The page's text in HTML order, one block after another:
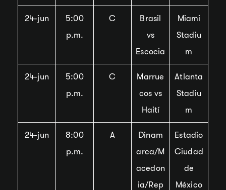
24-jun
5:00
p.m.
C
Brasil
vs
Escocia
Miami
Stadiu
m
24-jun
5:00
p.m.
C
Marrue
cos vs
Haití
Atlanta
Stadiu
m
24-jun
8:00
p.m.
A
Dinam
arca/M
acedon
ia/Rep
Estadio
Ciudad
de
México